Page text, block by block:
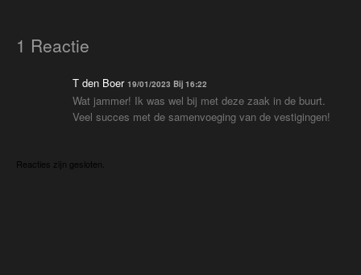
1 Reactie
T den Boer 19/01/2023 Bij 16:22
Wat jammer! Ik was wel bij met deze zaak in de buurt.
Veel succes met de samenvoeging van de vestigingen!
Reacties zijn gesloten.